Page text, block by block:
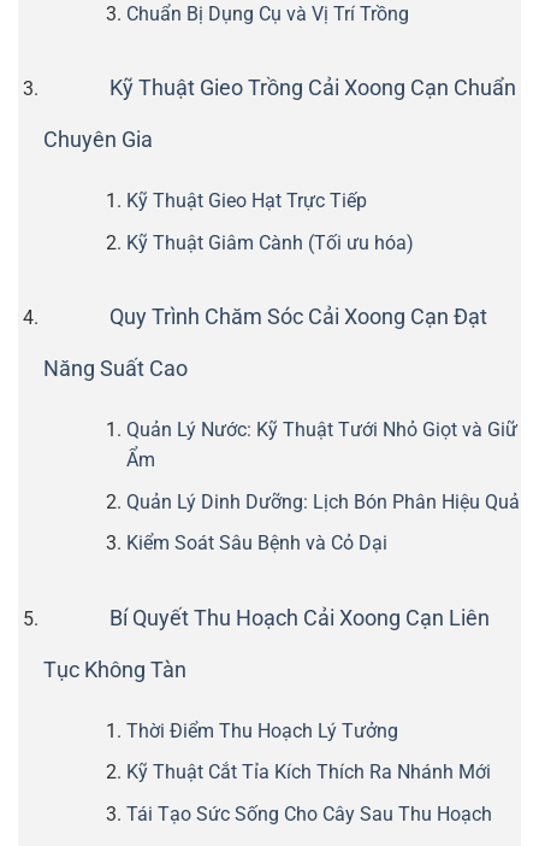
Chuẩn Bị Dụng Cụ và Vị Trí Trồng
Kỹ Thuật Gieo Trồng Cải Xoong Cạn Chuẩn
Chuyên Gia
Kỹ Thuật Gieo Hạt Trực Tiếp
Kỹ Thuật Giâm Cành (Tối ưu hóa)
Quy Trình Chăm Sóc Cải Xoong Cạn Đạt
Năng Suất Cao
Quản Lý Nước: Kỹ Thuật Tưới Nhỏ Giọt và Giữ
Ẩm
Quản Lý Dinh Dưỡng: Lịch Bón Phân Hiệu Quả
Kiểm Soát Sâu Bệnh và Cỏ Dại
Bí Quyết Thu Hoạch Cải Xoong Cạn Liên
Tục Không Tàn
Thời Điểm Thu Hoạch Lý Tưởng
Kỹ Thuật Cắt Tỉa Kích Thích Ra Nhánh Mới
Tái Tạo Sức Sống Cho Cây Sau Thu Hoạch